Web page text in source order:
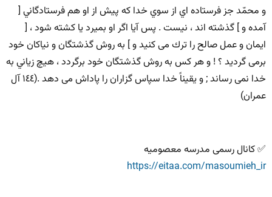
ﻭ ﻣﺤﻤّﺪ ﺟﺰ ﻓﺮﺳﺘﺎﺩﻩ ﺍﻱ ﺍﺯ ﺳﻮﻱ ﺧﺪﺍ ﻛﻪ ﭘﻴﺶ ﺍﺯ ﺍﻭ ﻫﻢ ﻓﺮﺳﺘﺎﺩﮔﺎﻧﻲ [
ﺁﻣﺪﻩ ﻭ ] ﮔﺬﺷﺘﻪ ﺍﻧﺪ ، ﻧﻴﺴﺖ . ﭘﺲ ﺁﻳﺎ ﺍﮔﺮ ﺍﻭ ﺑﻤﻴﺮﺩ ﻳﺎ ﻛﺸﺘﻪ ﺷﻮﺩ ، [
ﺍﻳﻤﺎﻥ ﻭ ﻋﻤﻞ ﺻﺎﻟﺢ ﺭﺍ ﺗﺮﻙ ﻣﻰ ﻛﻨﻴﺪ ﻭ ] ﺑﻪ ﺭﻭﺵ ﮔﺬﺷﺘﮕﺎﻥ ﻭ ﻧﻴﺎﻛﺎﻥ ﺧﻮﺩ
ﺑﺮﻣﻰ ﮔﺮﺩﻳﺪ ؟ ! ﻭ ﻫﺮ ﻛﺲ ﺑﻪ ﺭﻭﺵ ﮔﺬﺷﺘﮕﺎﻥ ﺧﻮﺩ ﺑﺮﮔﺮﺩﺩ ، ﻫﻴﭻ ﺯﻳﺎﻧﻲ ﺑﻪ
ﺧﺪﺍ ﻧﻤﻰ ﺭﺳﺎﻧﺪ ; ﻭ ﻳﻘﻴﻨﺎً ﺧﺪﺍ ﺳﭙﺎﺱ ﮔﺰﺍﺭﺍﻥ ﺭﺍ ﭘﺎﺩﺍﺵ ﻣﻰ ﺩﻫﺪ .(١٤٤ آل
عمران)
✅ کانال رسمی مدرسه معصومیه
https://eitaa.com/masoumieh_ir